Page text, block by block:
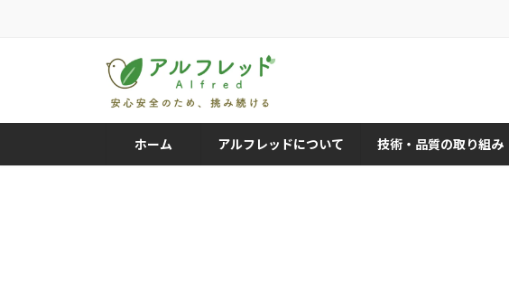
へ
キ
ョ
に
ホーム アルフレッドについて 技術・品質の取り組み